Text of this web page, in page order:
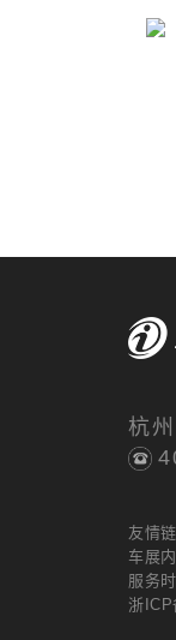
杭
友情
车展
服务
浙ICP